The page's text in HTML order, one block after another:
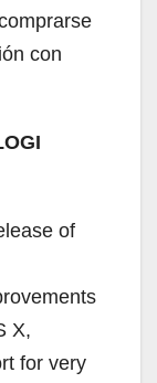
con
of
X,
for very